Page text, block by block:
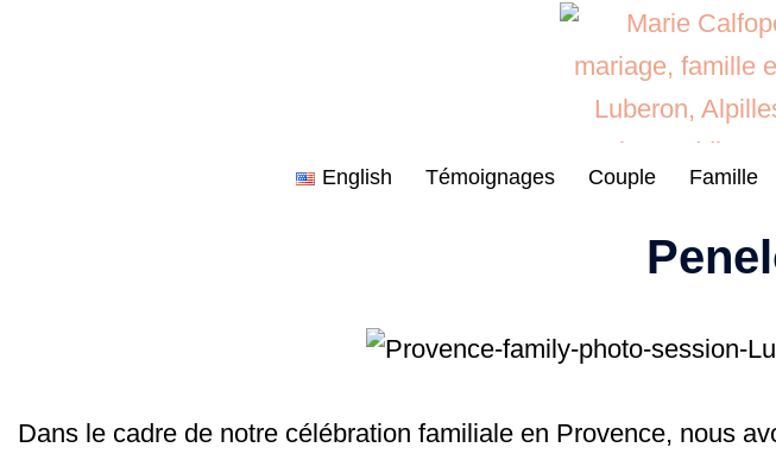
English Témoignages Couple Famille
Dans le cadre de notre célébration familiale en Provence, nous